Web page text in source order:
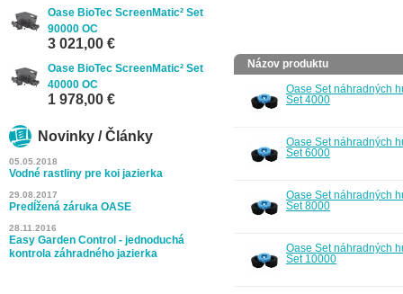
Oase BioTec ScreenMatic² Set
90000 OC
3 021,00 €
Oase BioTec ScreenMatic² Set
40000 OC
1 978,00 €
Novinky / Články
05.05.2018
Vodné rastliny pre koi jazierka
29.08.2017
Predĺžená záruka OASE
28.11.2016
Easy Garden Control - jednoduchá
kontrola záhradného jazierka
Názov produktu
Oase Set náhradných
Set 4000
Oase Set náhradných
Set 6000
Oase Set náhradných
Set 8000
Oase Set náhradných
Set 10000